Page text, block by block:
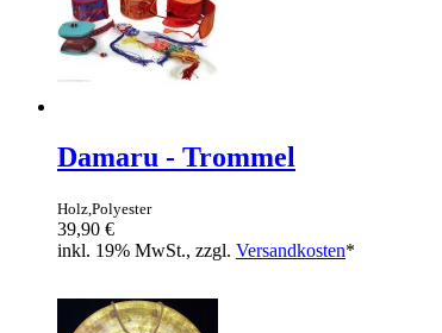
Damaru - Trommel
Holz,Polyester
39,90 €
inkl. 19% MwSt., zzgl. Versandkosten*